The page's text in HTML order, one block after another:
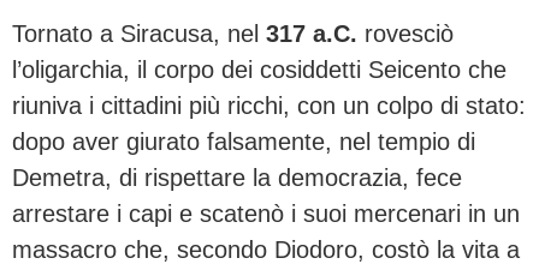
Tornato a Siracusa, nel 317 a.C. rovesciò
l’oligarchia, il corpo dei cosiddetti Seicento che
riuniva i cittadini più ricchi, con un colpo di stato:
dopo aver giurato falsamente, nel tempio di
Demetra, di rispettare la democrazia, fece
arrestare i capi e scatenò i suoi mercenari in un
massacro che, secondo Diodoro, costò la vita a